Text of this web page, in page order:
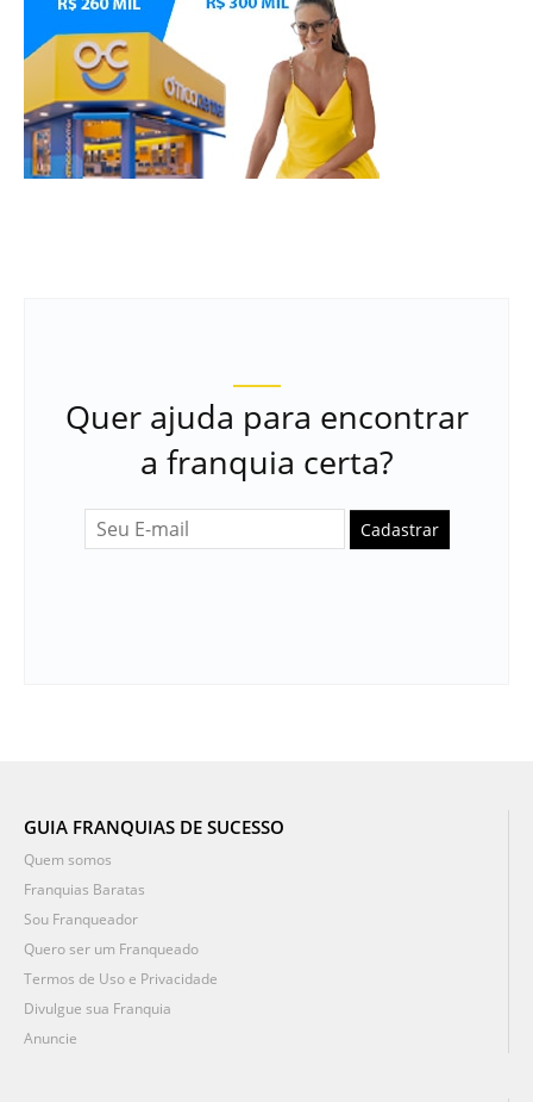
Quer ajuda para encontrar
a franquia certa?
Cadastrar
GUIA FRANQUIAS DE SUCESSO
Quem somos
Franquias Baratas
Sou Franqueador
Quero ser um Franqueado
Termos de Uso e Privacidade
Divulgue sua Franquia
Anuncie